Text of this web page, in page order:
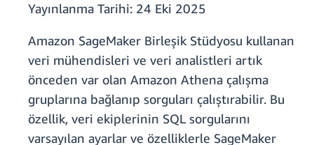
Yayınlanma Tarihi: 24 Eki 2025
Amazon SageMaker Birleşik Stüdyosu kullanan
veri mühendisleri ve veri analistleri artık
önceden var olan Amazon Athena çalışma
gruplarına bağlanıp sorguları çalıştırabilir. Bu
özellik, veri ekiplerinin SQL sorgularını
varsayılan ayarlar ve özelliklerle SageMaker